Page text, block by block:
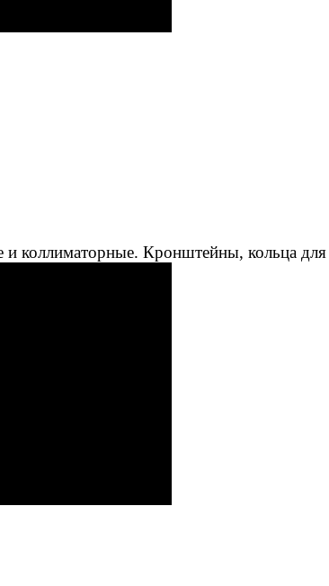
и коллиматорные. Кронштейны, кольца для